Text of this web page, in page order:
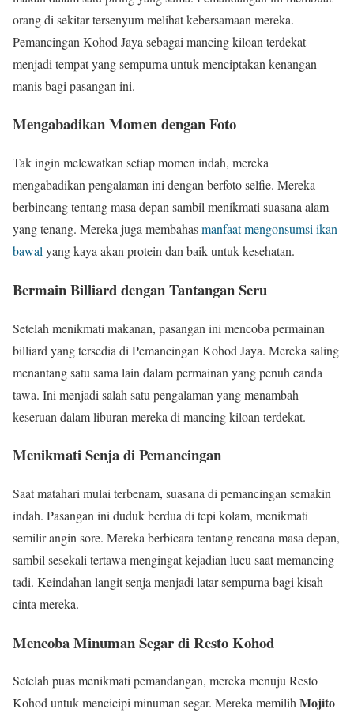
orang di sekitar tersenyum melihat kebersamaan mereka.
Pemancingan Kohod Jaya sebagai mancing kiloan terdekat
menjadi tempat yang sempurna untuk menciptakan kenangan
manis bagi pasangan ini.
Mengabadikan Momen dengan Foto
Tak ingin melewatkan setiap momen indah, mereka
mengabadikan pengalaman ini dengan berfoto selfie. Mereka
berbincang tentang masa depan sambil menikmati suasana alam
yang tenang. Mereka juga membahasmanfaat mengonsumsi ikan
bawal yang kaya akan protein dan baik untuk kesehatan.
Bermain Billiard dengan Tantangan Seru
Setelah menikmati makanan, pasangan ini mencoba permainan
billiard yang tersedia di Pemancingan Kohod Jaya. Mereka saling
menantang satu sama lain dalam permainan yang penuh canda
tawa. Ini menjadi salah satu pengalaman yang menambah
keseruan dalam liburan mereka di mancing kiloan terdekat.
Menikmati Senja di Pemancingan
Saat matahari mulai terbenam, suasana di pemancingan semakin
indah. Pasangan ini duduk berdua di tepi kolam, menikmati
semilir angin sore. Mereka berbicara tentang rencana masa depan,
sambil sesekali tertawa mengingat kejadian lucu saat memancing
tadi. Keindahan langit senja menjadi latar sempurna bagi kisah
cinta mereka.
Mencoba Minuman Segar di Resto Kohod
Setelah puas menikmati pemandangan, mereka menuju Resto
Kohod untuk mencicipi minuman segar. Mereka memilihMojito